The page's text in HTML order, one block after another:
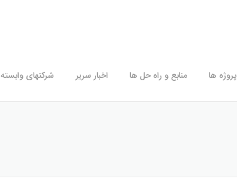
شرکتهای وابسته اخبار سریر منابع و راه حل ها پروژه ها